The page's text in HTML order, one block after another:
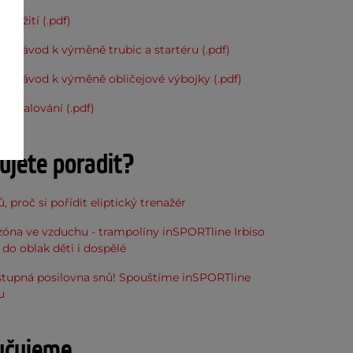
použití (.pdf)
návod k výměně trubic a startéru (.pdf)
návod k výměně obličejové výbojky (.pdf)
k opalování (.pdf)
poradit?
proč si pořídit eliptický trenažér
ve vzduchu - trampolíny inSPORTline Irbiso
oblak děti i dospělé
posilovna snů! Spouštíme inSPORTline